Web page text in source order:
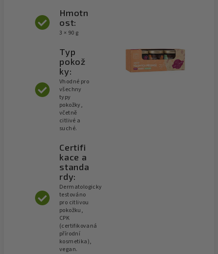
Hmotn
ost:
3 × 90 g
Typ
pokož
ky:
Vhodné pro
všechny
typy
pokožky,
včetně
citlivé a
suché.
Certifi
kace a
standa
rdy:
Dermatologicky
testováno
pro citlivou
pokožku,
CPK
(certifikovaná
přírodní
kosmetika),
vegan.